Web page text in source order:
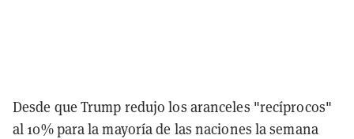
Desde que Trump redujo los aranceles "recíprocos"
al 10% para la mayoría de las naciones la semana